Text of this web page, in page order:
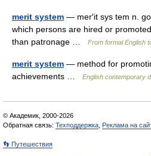
merit system — mer′it sys tem n.
which persons are hired or
than patronage …
From formal English
merit system — method for
achievements …
English contemporary
© Академик, 2000-2026
Обратная связь: Техподдержка Реклама на
👣 Путешествия